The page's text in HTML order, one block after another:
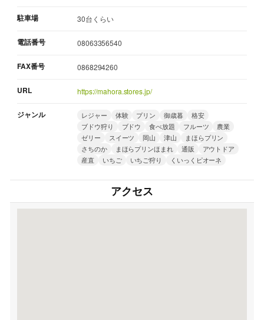
駐車場 30台くらい
電話番号 08063356540
FAX番号 0868294260
URL https://mahora.stores.jp/
ジャンル レジャー 体験 プリン 御歳暮
格安
ブドウ狩り
ブドウ 食べ放題 フルーツ
農業
ゼリー
スイーツ 岡山 津山
まほらプリン
さちのか
まほらプリンほまれ 通販
アウトドア
産直
いちご いちご狩り くいっくピオーネ
アクセス